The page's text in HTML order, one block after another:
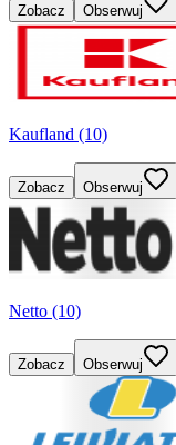
Zobacz Obserwuj
Kaufland (10)
Zobacz Obserwuj
Netto (10)
Zobacz Obserwuj